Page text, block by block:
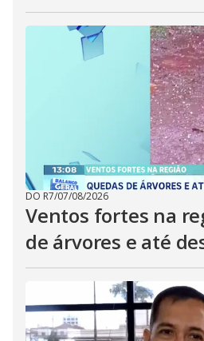
DO R7/07/08/2026
Ventos fortes na
de árvores e até